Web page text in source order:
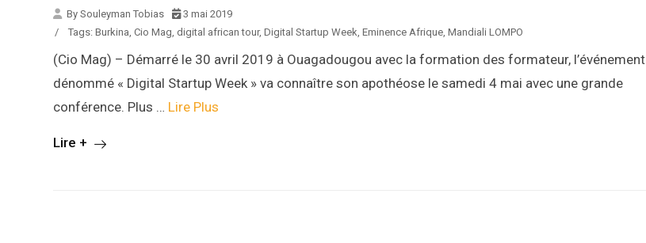
By Souleyman Tobias
3 mai 2019
/
Tags: Burkina, Cio Mag, digital african tour, Digital Startup Week, Eminence Afrique, Mandiali LOMPO
(Cio Mag) – Démarré le 30 avril 2019 à Ouagadougou avec la formation des formateur, l’événement
dénommé « Digital Startup Week » va connaître son apothéose le samedi 4 mai avec une grande
conférence. Plus … Lire Plus
Lire +